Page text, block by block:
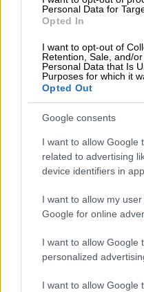
Personal Data for
Opted In
I want to opt-out of
Retention, Sale, and/
Personal Data that Is
Purposes for which it
Opted Out
Google consents
I want to allow Google
related to advertising
device identifiers in
I want to allow my
Google for online
I want to allow Google
personalized
I want to allow Google
δέχτηκε ασθενείς
Λεπροκομείο.
Κατά την πενταετία
μεταφορά και
Νοσοκομείο
του Δήμου Αγίας
διαμορφωμένους
απομακρυσμένους
έκλεισε ιαθέντων
αντιβιοτικών
Σήμερα η
ιστορικής μνήμης.